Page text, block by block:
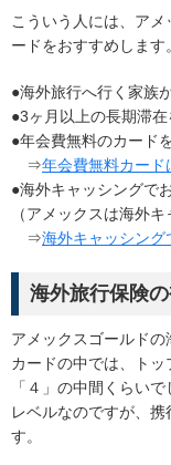
こういう人には、ア
ードをおすすめします。
●海外旅行へ行く家族
●3ヶ月以上の長期滞在
●年会費無料のカード
⇒年会費無料カード
●海外キャッシングで
（アメックスは海外
⇒海外キャッシング
海外旅行保険
アメックスゴールド
カードの中では、ト
「４」の中間くらい
レベルなのですが、
す。